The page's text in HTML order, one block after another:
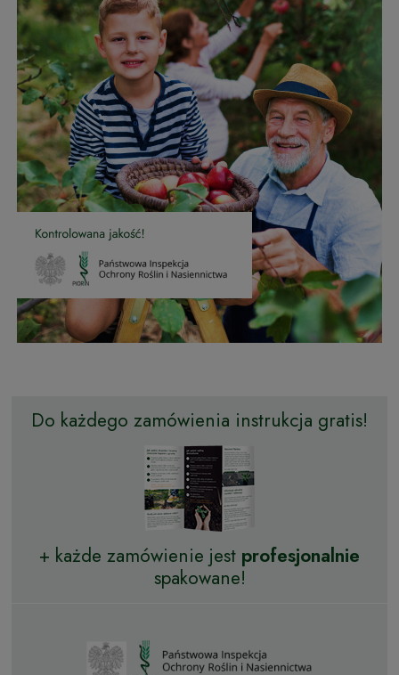
Do każdego zamówienia instrukcja gratis!
+ każde zamówienie jest profesjonalnie
spakowane!